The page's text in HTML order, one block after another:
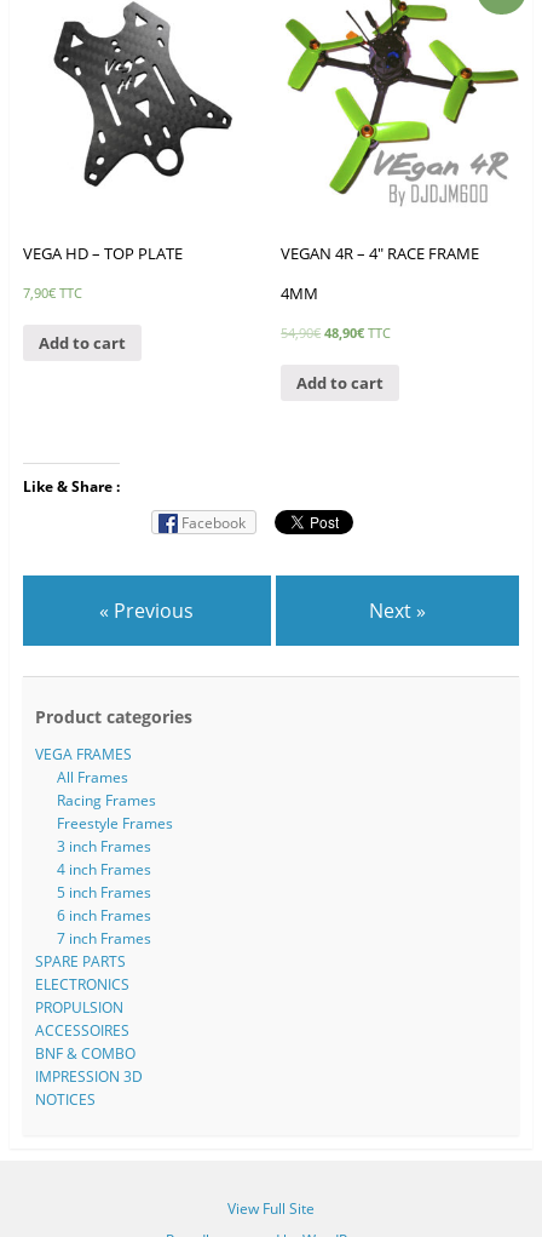
VEGA HD – TOP PLATE
7,90€ TTC
Add to cart
VEGAN 4R – 4″ RACE FRAME
4MM
54,90€ 48,90€ TTC
Add to cart
Like & Share :
Facebook
« Previous Next »
Product categories
VEGA FRAMES
All Frames
Racing Frames
Freestyle Frames
3 inch Frames
4 inch Frames
5 inch Frames
6 inch Frames
7 inch Frames
SPARE PARTS
ELECTRONICS
PROPULSION
ACCESSOIRES
BNF & COMBO
IMPRESSION 3D
NOTICES
View Full Site